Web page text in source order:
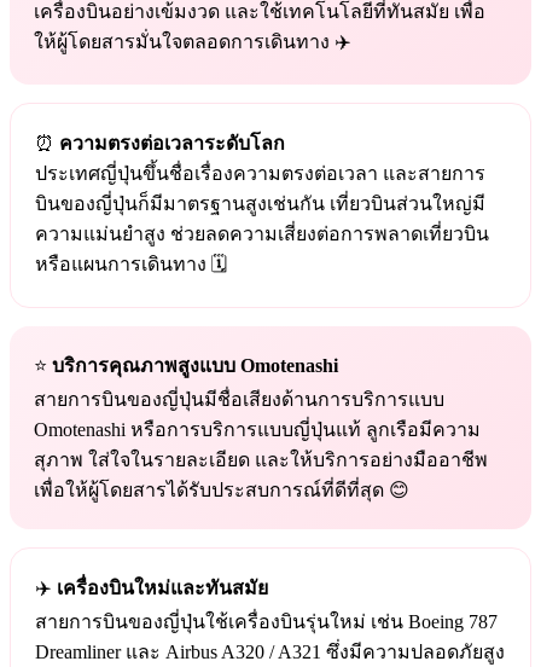
เครื่องบินอย่างเข้มงวด และใช้เทคโนโลยีที่ทันสมัย เพื่อ
ให้ผู้โดยสารมั่นใจตลอดการเดินทาง ✈️
⏰ ความตรงต่อเวลาระดับโลก
ประเทศญี่ปุ่นขึ้นชื่อเรื่องความตรงต่อเวลา และสายการ
บินของญี่ปุ่นก็มีมาตรฐานสูงเช่นกัน เที่ยวบินส่วนใหญ่มี
ความแม่นยำสูง ช่วยลดความเสี่ยงต่อการพลาดเที่ยวบิน
หรือแผนการเดินทาง 🗓️
⭐ บริการคุณภาพสูงแบบ Omotenashi
สายการบินของญี่ปุ่นมีชื่อเสียงด้านการบริการแบบ
Omotenashi หรือการบริการแบบญี่ปุ่นแท้ ลูกเรือมีความ
สุภาพ ใส่ใจในรายละเอียด และให้บริการอย่างมืออาชีพ
เพื่อให้ผู้โดยสารได้รับประสบการณ์ที่ดีที่สุด 😊
✈️ เครื่องบินใหม่และทันสมัย
สายการบินของญี่ปุ่นใช้เครื่องบินรุ่นใหม่ เช่น Boeing 787
Dreamliner และ Airbus A320 / A321 ซึ่งมีความปลอดภัยสูง